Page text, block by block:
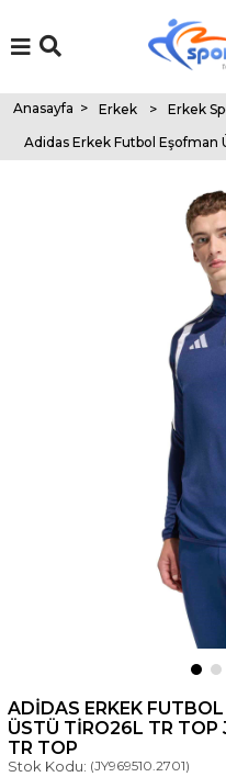
Anasayfa > Erkek > Erkek
Adidas Erkek Futbol Eşofman
ADIDAS ERKEK
ÜSTÜ TIRO26L TR
TR TOP
Stok Kodu: (JY969510.2701)